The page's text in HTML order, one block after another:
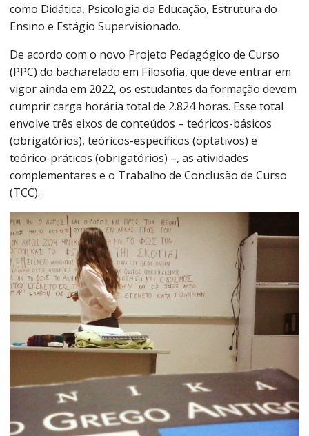
como Didática, Psicologia da Educação, Estrutura do
Ensino e Estágio Supervisionado.
De acordo com o novo Projeto Pedagógico de Curso
(PPC) do bacharelado em Filosofia, que deve entrar em
vigor ainda em 2022, os estudantes da formação devem
cumprir carga horária total de 2.824 horas. Esse total
envolve três eixos de conteúdos – teóricos-básicos
(obrigatórios), teóricos-específicos (optativos) e
teórico-práticos (obrigatórios) –, as atividades
complementares e o Trabalho de Conclusão de Curso
(TCC).